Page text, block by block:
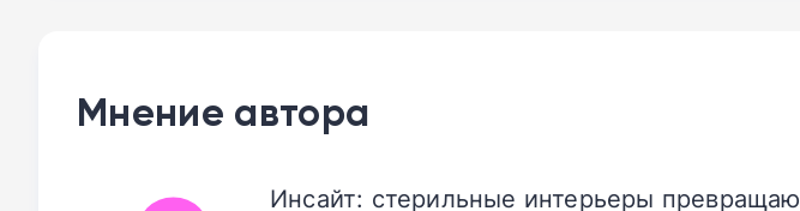
Мнение автора
Инсайт: стерильные интерьеры